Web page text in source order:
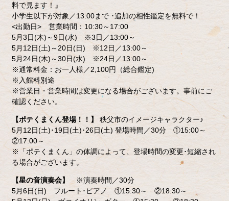
料で見ます！』
小学生以下が対象／13:00まで ･追加の相性鑑定を無料で！
<出勤日> 営業時間：10:30～17:00
5月3日(木)～9日(水) ※3日／13:00～
5月12日(土)～20日(日) ※12日／13:00～
5月24日(木)～30日(水) ※24日／13:00～
※通常料金：お一人様／2,100円（総合鑑定)
※入館料別途
※営業日・営業時間は変更になる場合がございます。事前にご
確認ください。
【ポテくまくん登場！！】
秩父市のイメージキャラクター♪
5月12日(土)･19日(土)･26日(土) 登場時間／30分 ①15:00～
②17:00～
※「ポテくまくん」の体調によって、登場時間の変更･短縮され
る場合がございます。
【星の音演奏会】
※演奏時間／30分
5月6日(日) フルート･ピアノ ①15:30～ ②18:30～